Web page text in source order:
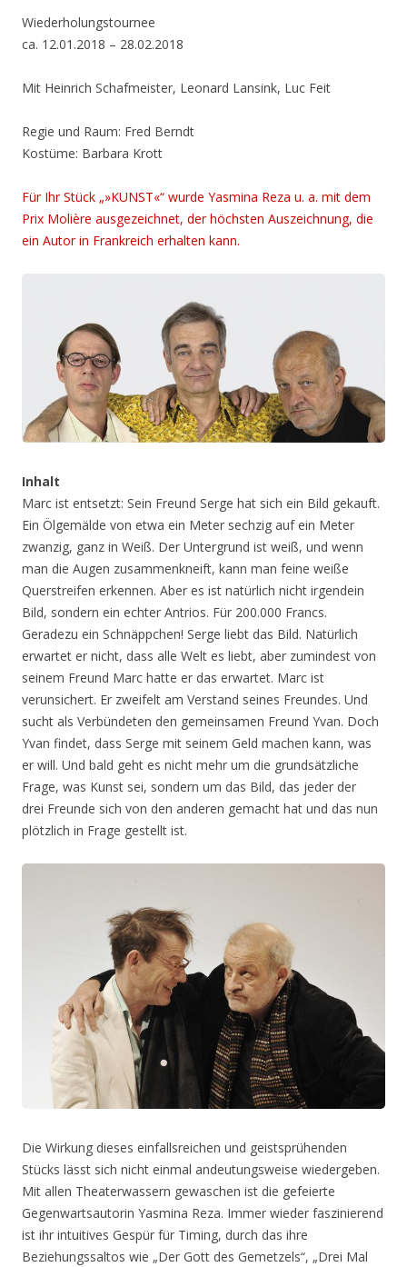
Wiederholungstournee
ca. 12.01.2018 – 28.02.2018
Mit Heinrich Schafmeister, Leonard Lansink, Luc Feit
Regie und Raum: Fred Berndt
Kostüme: Barbara Krott
Für Ihr Stück „»KUNST«“ wurde Yasmina Reza u. a. mit dem
Prix Molière ausgezeichnet, der höchsten Auszeichnung, die
ein Autor in Frankreich erhalten kann.
Inhalt
Marc ist entsetzt: Sein Freund Serge hat sich ein Bild gekauft.
Ein Ölgemälde von etwa ein Meter sechzig auf ein Meter
zwanzig, ganz in Weiß. Der Untergrund ist weiß, und wenn
man die Augen zusammenkneift, kann man feine weiße
Querstreifen erkennen. Aber es ist natürlich nicht irgendein
Bild, sondern ein echter Antrios. Für 200.000 Francs.
Geradezu ein Schnäppchen! Serge liebt das Bild. Natürlich
erwartet er nicht, dass alle Welt es liebt, aber zumindest von
seinem Freund Marc hatte er das erwartet. Marc ist
verunsichert. Er zweifelt am Verstand seines Freundes. Und
sucht als Verbündeten den gemeinsamen Freund Yvan. Doch
Yvan findet, dass Serge mit seinem Geld machen kann, was
er will. Und bald geht es nicht mehr um die grundsätzliche
Frage, was Kunst sei, sondern um das Bild, das jeder der
drei Freunde sich von den anderen gemacht hat und das nun
plötzlich in Frage gestellt ist.
Die Wirkung dieses einfallsreichen und geistsprühenden
Stücks lässt sich nicht einmal andeutungsweise wiedergeben.
Mit allen Theaterwassern gewaschen ist die gefeierte
Gegenwartsautorin Yasmina Reza. Immer wieder faszinierend
ist ihr intuitives Gespür für Timing, durch das ihre
Beziehungssaltos wie „Der Gott des Gemetzels“, „Drei Mal